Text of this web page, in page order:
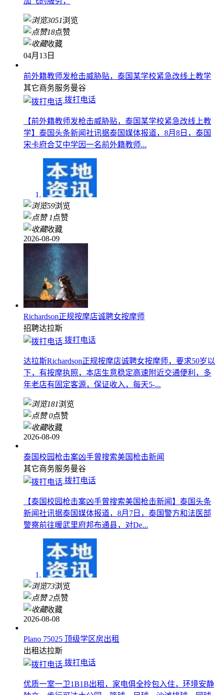
3051浏览
18点赞
收藏
04月13日
前外籍教师发枪击威胁贴，泰国某学校紧急改线上教学
其它商务服务曼谷
拨打电话
【前外籍教师发枪击威胁贴，泰国某学校紧急改线上教
学】泰国头条新闻社讯据泰国媒体报道，8月8日，泰国
宋卡府合艾中学因一名前外籍教师...
59浏览
1 点赞
收藏
2026-08-09
Richardson正规按摩店诚聘女按摩师
招聘达拉斯
拨打电话
达拉斯Richardson正规按摩店诚聘女按摩师，要求50岁以
下，有按摩执照，本店生意稳定高速附近交通便利，多
年老店有固定客源，保证收入，每天5-...
181浏览
0点赞
收藏
2026-08-09
泰国校园枪击案凶手曾搜索美国枪击新闻
其它商务服务曼谷
拨打电话
【泰国校园枪击案凶手曾搜索美国枪击新闻】泰国头条
新闻社讯据泰国媒体报道，8月7日，泰国警方和法医部
警察前往暖武里府邦布通县，对De...
73浏览
2点赞
收藏
2026-08-08
Plano 75025 顶级学区房出租
出租达拉斯
拨打电话
优质一室一卫1B1B出租，家电俱全拎包入住，环境安静